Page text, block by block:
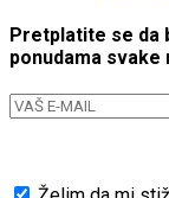
Pretplatite se da
ponudama svake